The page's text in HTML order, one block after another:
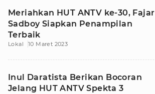
Meriahkan HUT ANTV ke-30, Fajar
Sadboy Siapkan Penampilan
Terbaik
Lokal 10 Maret 2023
Inul Daratista Berikan Bocoran
Jelang HUT ANTV Spekta 3